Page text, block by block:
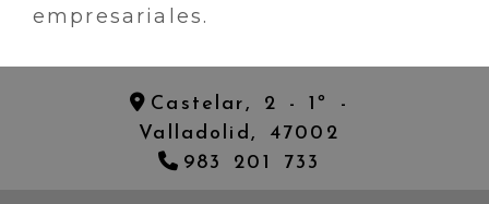
empresariales.
Castelar, 2 - 1º -
Valladolid, 47002
983 201 733